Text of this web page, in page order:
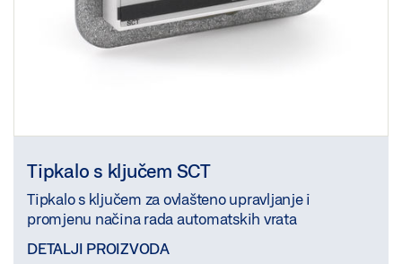
Tipkalo s ključem SCT
Tipkalo s ključem za ovlašteno upravljanje i
promjenu načina rada automatskih vrata
DETALJI PROIZVODA